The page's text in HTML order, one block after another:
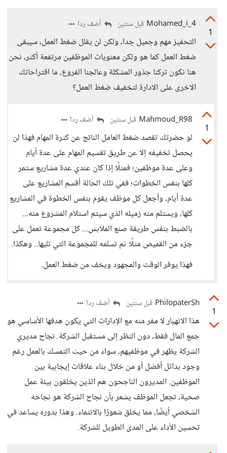
1
Mohamed_i_4 قبل سنتين أضف ردا
التحفيز مهم وجميل جدا، ولكن لن يقلل ضغط العمل، سيبقى
ضغط العمل كما هو ولكن معنويات الموظفين مرتفعة أكثر، نحن
هنا نكون تركنا جذور المشكلة وعالجنا الفروع، ما اقتراحاتك
الاخرى على الادارة لتخفيف ضغط العمل؟
1
Mahmoud_R98 قبل سنتين أضف ردا
لو حضرتك تقصد ضغط العامل الناتج عن كثرة المهام فهذا لن
يحصل تخفيفه إلا عن طريق تقسيم المهام على عدة أيام
وعلى عدة موظفين؛ فمثلًا إذا كان عندي عدة مشاريع ستمر
كلها بنفس الخطوات؛ ففي تلك الحالة أقسم المشاريع على
عدة أيام، وأجعل كل موظف يقوم بنفس الخطوة في المشاريع
كلها، ويستلم منه زميله الذي سيتم استلام المشروع منه...
بالضبط بنفس طريقة صنع الملابس... كل مجموعة تعمل على
جزء من القميص مثلًا ثم تسلمه للمجموعة التي تليها.. وهكذا.
فهذا يوفر الوقت والمجهود ويخف من ضغط العمل.
1
PhilopaterSh قبل سنتين أضف ردا
هذا الانهيار لا مفر منه مع الإدارات التي يكون هدفها الأساسي هو
جمع المال فقط، دون النظر إلى مستقبل الشركة. نجاح مديري
الشركة يظهر في موظفيهم، سواء من حيث التمسك بالعمل رغم
وجود بدائل أفضل أو من خلال بناء علاقات إيجابية بين
الموظفين. المديرون الناجحون هم الذين يخلقون بيئة عمل
صحية، تجعل الموظف يشعر بأن نجاح الشركة هو نجاحه
الشخصي أيضًا، مما يخلق شعورًا بالانتماء. وهذا بدوره يساعد في
تحسين الأداء على المدى الطويل للشركة.